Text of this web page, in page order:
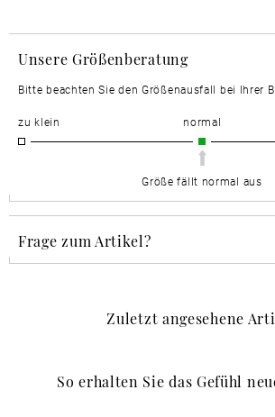
Unsere Größenberatung
Bitte beachten Sie den Größenausfall bei Ihrer
zu klein normal
Größe fällt normal aus
Frage zum Artikel?
Zuletzt angesehene
So erhalten Sie das Gefühl